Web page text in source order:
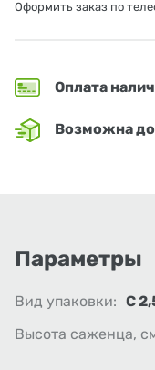
Оформить заказ по
Оплата
Возможна
Параметры
Вид упаковки: С
Высота саженца,